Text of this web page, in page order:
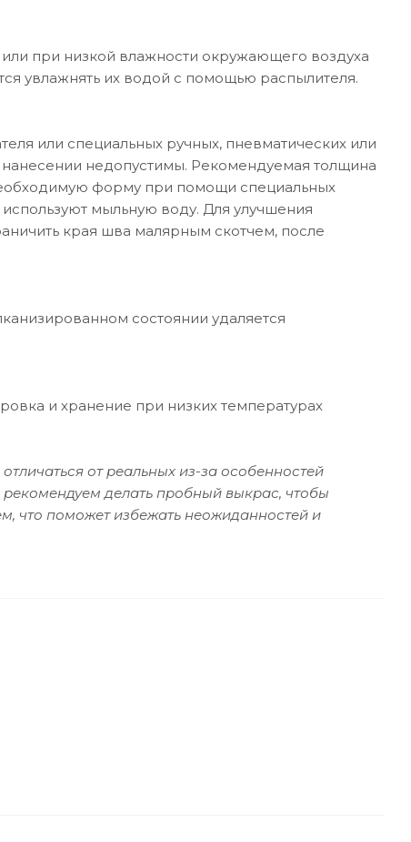
при низкой влажности окружающего воздуха
увлажнять их водой с помощью распылителя.
или специальных ручных, пневматических или
нанесении недопустимы. Рекомендуемая толщина
форму при помощи специальных
мыльную воду. Для улучшения
края шва малярным скотчем, после
состоянии удаляется
и хранение при низких температурах
от реальных из-за особенностей
делать пробный выкрас, чтобы
что поможет избежать неожиданностей и